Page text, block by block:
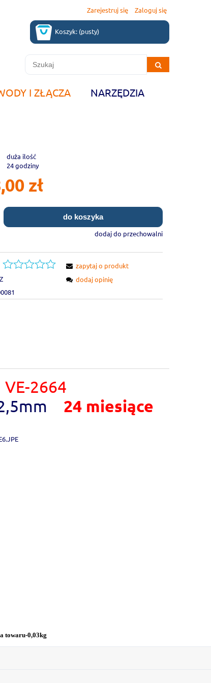
Zarejestruj się Zaloguj się
Koszyk: (pusty)
I ZŁĄCZA
NARZĘDZIA
duża ilość
24 godziny
zł
do koszyka
dodaj do przechowalni
zapytaj o produkt
dodaj opinię
2664
24 miesiące
0,03kg